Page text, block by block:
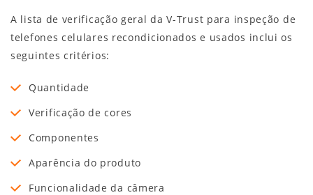
A lista de verificação geral da V-Trust para inspeção de
telefones celulares recondicionados e usados inclui os
seguintes critérios:
Quantidade
Verificação de cores
Componentes
Aparência do produto
Funcionalidade da câmera